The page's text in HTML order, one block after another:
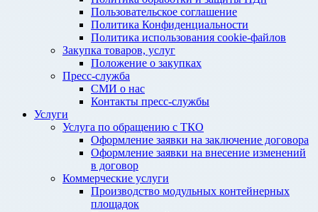
Пользовательское соглашение
Политика Конфиденциальности
Политика использования cookie-файлов
Закупка товаров, услуг
Положение о закупках
Пресс-служба
СМИ о нас
Контакты пресс-службы
Услуги
Услуга по обращению с ТКО
Оформление заявки на заключение договора
Оформление заявки на внесение изменений
в договор
Коммерческие услуги
Производство модульных контейнерных
площадок